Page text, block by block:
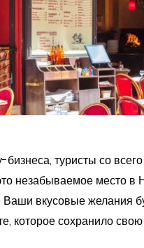
бизнеса, туристы со
незабываемое место в
вкусовые желания
которое сохранило